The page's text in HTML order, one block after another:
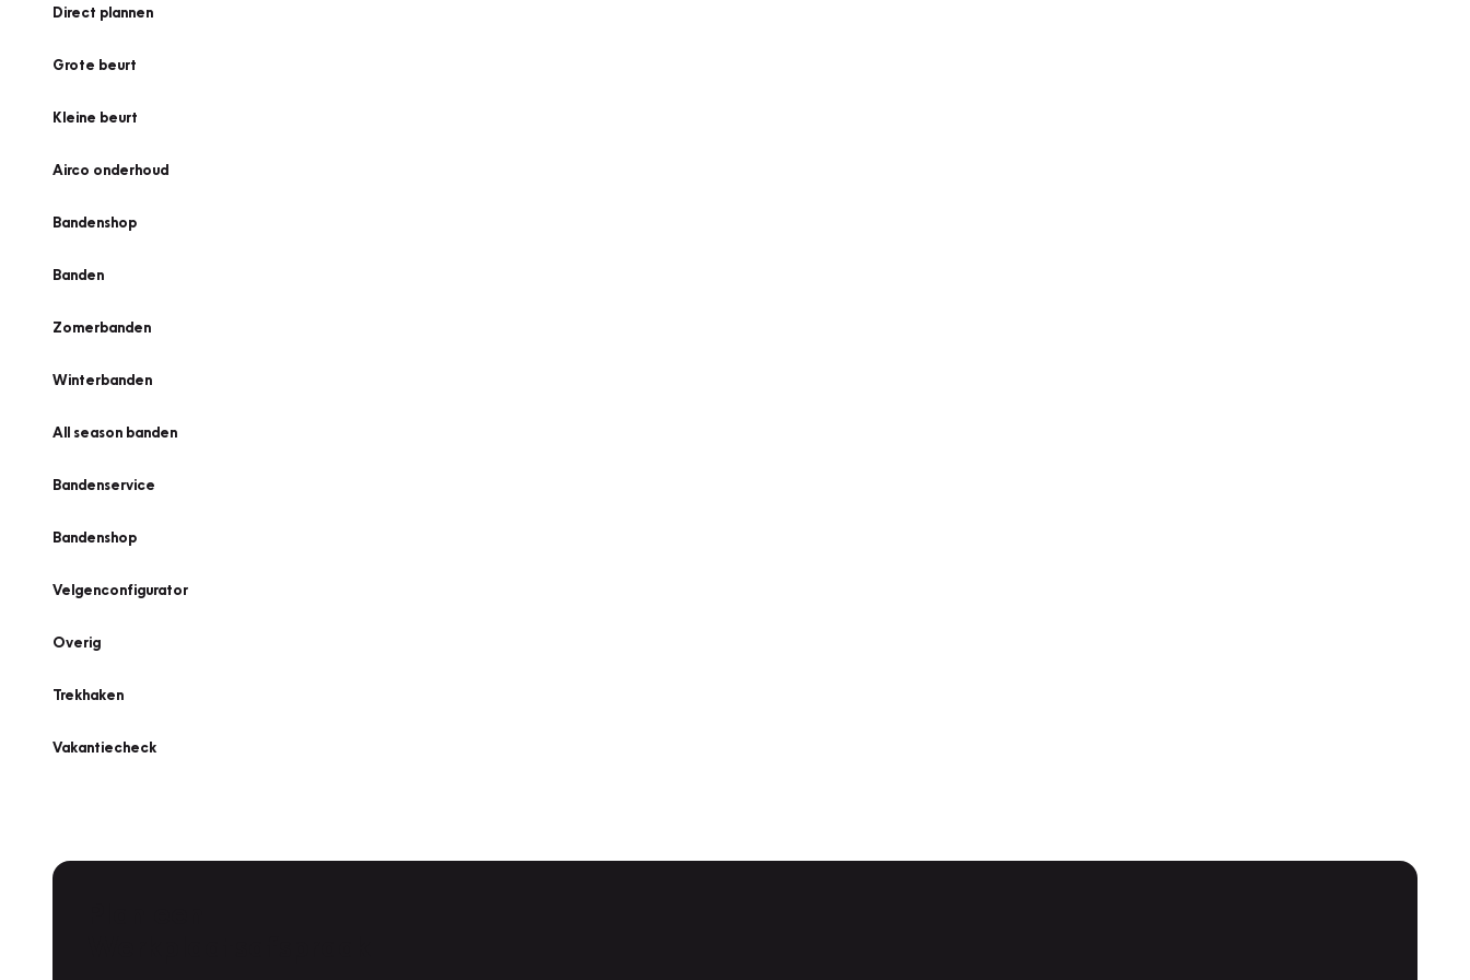
Direct plannen
Grote beurt
Kleine beurt
Airco onderhoud
Bandenshop
Banden
Zomerbanden
Winterbanden
All season banden
Bandenservice
Bandenshop
Velgenconfigurator
Overig
Trekhaken
Vakantiecheck